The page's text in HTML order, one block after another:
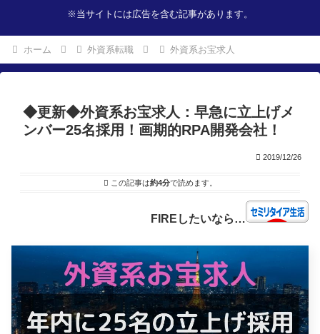
※当サイトには広告を含む記事があります。
ホーム 外資系転職 外資系お宝求人
◆更新◆外資系お宝求人：早急に立上げメ
ンバー25名採用！画期的RPA開発会社！
2019/12/26
この記事は約4分で読めます。
FIREしたいなら…